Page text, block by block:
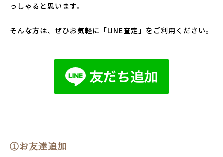
っしゃると思います。
そんな方は、ぜひお気軽に「LINE査定」をご利用ください。
①お友達追加